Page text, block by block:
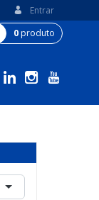
Entrar
0 produto